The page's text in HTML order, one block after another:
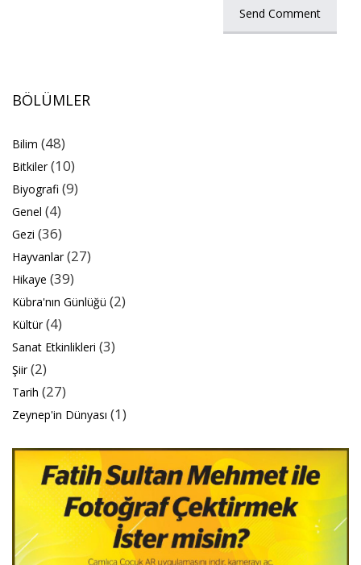
BÖLÜMLER
Bilim (48)
Bitkiler(10)
Biyografi (9)
Genel (4)
Gezi (36)
Hayvanlar(27)
Hikaye (39)
Kübra'nın Günlüğü (2)
Kültür(4)
Sanat Etkinlikleri (3)
Şiir(2)
Tarih (27)
Zeynep'in Dünyası (1)